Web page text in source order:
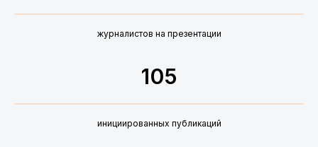
журналистов на презентации
105
инициированных публикаций
+7